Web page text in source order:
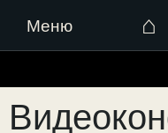
Меню ⌂
к
содержимому